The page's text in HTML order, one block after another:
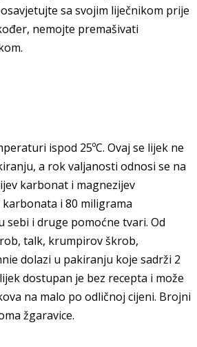
sa svojim liječnikom prije
nemojte premašivati
ispod 25ºC. Ovaj se lijek ne
a rok valjanosti odnosi se na
karbonat i magnezijev
i 80 miligrama
sebi i druge pomoćne tvari. Od
talk, krumpirov škrob,
dolazi u pakiranju koje sadrži 2
dostupan je bez recepta i može
na malo po odličnoj cijeni. Brojni
žgaravice.